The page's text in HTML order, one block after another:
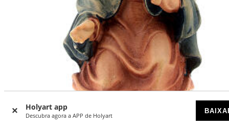
Holyart app
Descubra agora a APP de Holyart
-29%